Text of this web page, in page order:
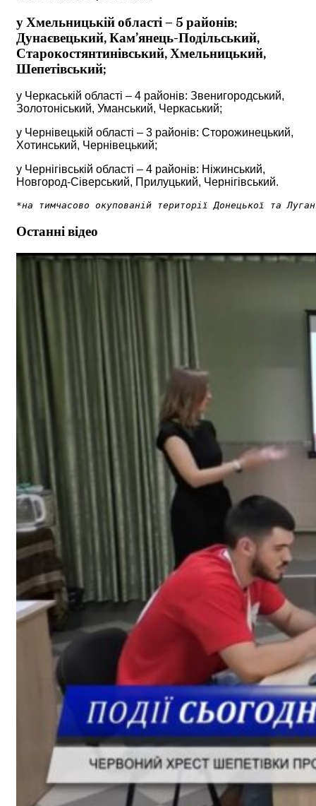
у Хмельницькій області – 5 районів:
Дунаєвецький, Кам’янець-Подільський,
Старокостянтинівський, Хмельницький,
Шепетівський;
у Черкаській області – 4 районів: Звенигородський,
Золотоніський, Уманський, Черкаський;
у Чернівецькій області – 3 районів: Сторожинецький,
Хотинський, Чернівецький;
у Чернігівській області – 4 районів: Ніжинський,
Новгород-Сіверський, Прилуцький, Чернігівський.
*на тимчасово окупованій території Донецької та
Останні відео